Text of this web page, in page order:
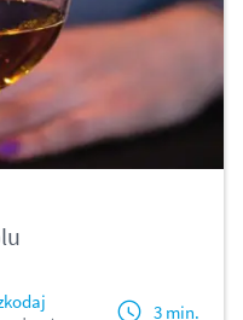
3 min.